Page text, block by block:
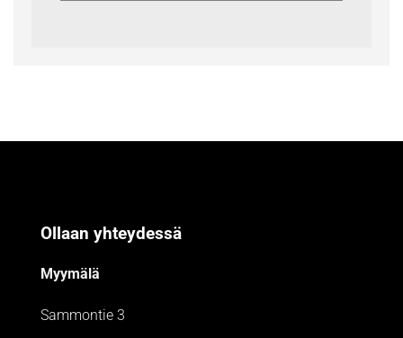
Ollaan yhteydessä
Myymälä
Sammontie 3